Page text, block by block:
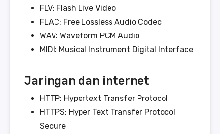
FLV: Flash Live Video
FLAC: Free Lossless Audio Codec
WAV: Waveform PCM Audio
MIDI: Musical Instrument Digital Interface
Jaringan dan internet
HTTP: Hypertext Transfer Protocol
HTTPS: Hyper Text Transfer Protocol
Secure